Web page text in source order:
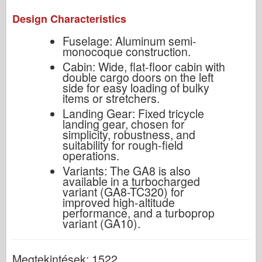
Design Characteristics
Fuselage: Aluminum semi-
monocoque construction.
Cabin: Wide, flat-floor cabin with
double cargo doors on the left
side for easy loading of bulky
items or stretchers.
Landing Gear: Fixed tricycle
landing gear, chosen for
simplicity, robustness, and
suitability for rough-field
operations.
Variants: The GA8 is also
available in a turbocharged
variant (GA8-TC320) for
improved high-altitude
performance, and a turboprop
variant (GA10).